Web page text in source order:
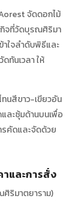
จัดดอกไม้
กิจที่วัดบุรณศิริมา
ใจลำดับพิธีและ
ทันเวลา ให้
นสีขาว-เขียวอัน
ละซุ้มด้านบนเพื่อ
รคัดและจัดด้วย
และการสั่ง
ริมาตยาราม)